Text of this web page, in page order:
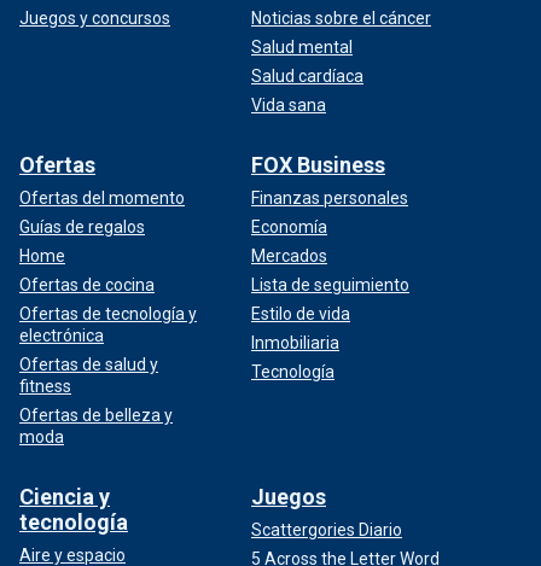
Juegos y concursos
Noticias sobre el cáncer
Salud mental
Salud cardíaca
Vida sana
Ofertas
Ofertas del momento
Guías de regalos
Home
Ofertas de cocina
Ofertas de tecnología y
electrónica
Ofertas de salud y
fitness
Ofertas de belleza y
moda
FOX Business
Finanzas personales
Economía
Mercados
Lista de seguimiento
Estilo de vida
Inmobiliaria
Tecnología
Ciencia y
tecnología
Aire y espacio
Juegos
Scattergories Diario
5 Across the Letter Word